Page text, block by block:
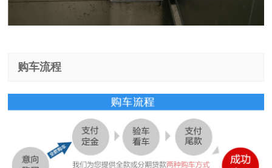
购车流程